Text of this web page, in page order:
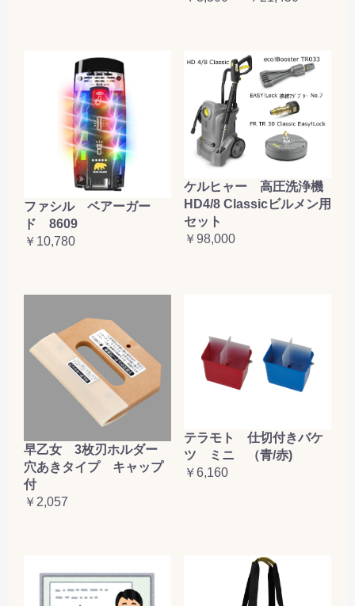
ファシル ベアーガー
ド 8609
￥10,780
ケルヒャー 高圧洗浄機
HD4/8 Classicビルメン用
セット
￥98,000
早乙女 3枚刃ホルダー
穴あきタイプ キャップ
付
￥2,057
テラモト 仕切付きバケ
ツ ミニ （青/赤)
￥6,160